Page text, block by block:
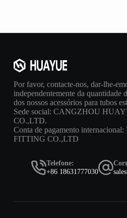
Por favor, contacte-nos, dar-lhe-
independentemente da quantidade
dos nossos acessórios para tubos
Sede social: CANGZHOU
CO.,LTD.
Conta de pagamento
FITTING CO.,LTD
Telefone:
+86 18631777030